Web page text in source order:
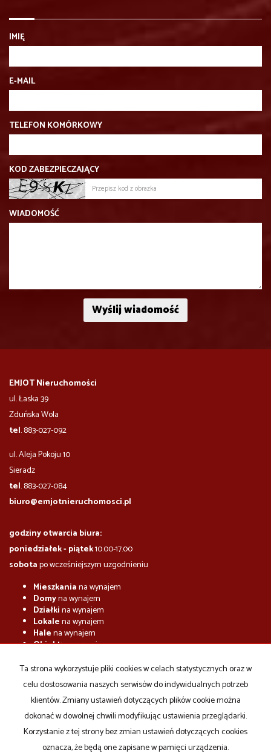
IMIĘ
E-MAIL
TELEFON KOMÓRKOWY
KOD ZABEZPIECZAJĄCY
WIADOMOŚĆ
EMJOT Nieruchomości
ul. Łaska 39
Zduńska Wola
tel. 883-027-092
ul. Aleja Pokoju 10
​​​​​Sieradz
tel. 883-027-084
biuro@emjotnieruchomosci.pl
godziny otwarcia biura:
poniedziałek - piątek10.00-17.00
sobotapo wcześniejszym uzgodnieniu
Mieszkaniana wynajem
Domyna wynajem
Działkina wynajem
Lokalena wynajem
Halena wynajem
Obiektyna wynajem
Mieszkaniana sprzedaż
na sprzedaż
Działkina sprzedaż
Lokalena sprzedaż
Halena sprzedaż
Obiektyna sprzedaż
Ta strona wykorzystuje pliki cookies w celach statystycznych oraz w
celu dostosowania naszych serwisów do indywidualnych potrzeb
klientów. Zmiany ustawień dotyczących plików cookie można
dokonać w dowolnej chwili modyfikując ustawienia przeglądarki.
Korzystanie z tej strony bez zmian ustawień dotyczących cookies
oznacza, że będą one zapisane w pamięci urządzenia.